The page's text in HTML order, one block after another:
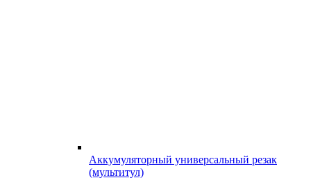
Аккумуляторный универсальный резак
(мультитул)